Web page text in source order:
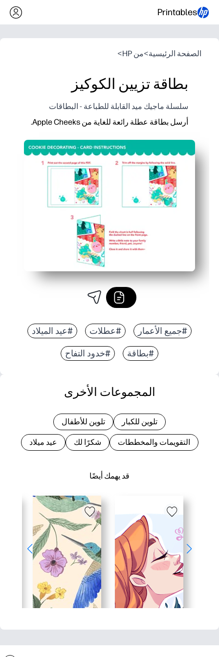
Printables
الصفحة الرئيسية>من HP >
بطاقة تزيين الكوكيز
سلسلة ماجيك ميد القابلة للطباعة - البطاقات
أرسل بطاقة عطلة رائعة للغاية من Apple Cheeks.
جاهز في دقائق - يمكنك الطباعة والطي وستكون جاهزًا
تُشرك الأطفال - زيّن تصميم الكعكة بأقلام تلوين أو
مناسب للفصول الدراسية والعائلة - سهل للأنشطة الجماعية
طابعة منزلية محسّنة - خطوط واضحة وألوان متوازنة للحصول
#جميع الأعمار #عطلات #عيد الميلاد
#بطاقة #خدود التفاح
قد يهمك أيضًا
المجموعات الأخرى
تلوين للكبار تلوين للأطفال
التقويمات والمخططات شكرًا لك عيد ميلاد